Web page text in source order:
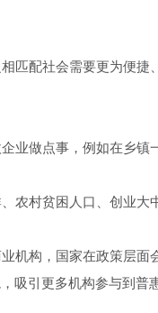
匹配社会需要更为便
业做点事，例如在乡镇
农村贫困人口、创业大
机构，国家在政策层
吸引更多机构参与到普